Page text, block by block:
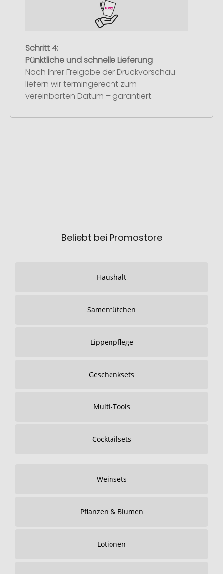
Schritt 4:
Pünktliche und schnelle Lieferung
Nach Ihrer Freigabe der Druckvorschau
liefern wir termingerecht zum
vereinbarten Datum – garantiert.
Beliebt bei Promostore
Haushalt
Samentütchen
Lippenpflege
Geschenksets
Multi-Tools
Cocktailsets
Weinsets
Pflanzen & Blumen
Lotionen